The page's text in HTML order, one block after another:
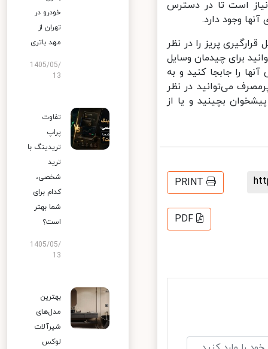
است تا در دسترس
وجود دارد.
پریز را در نظر
برای چیدمان وسایل
را جابجا کنید و به
می‌توانید در نظر
بچینید و یا از
PRINT
PDF
خودرو در
تهران از
مهد باتری
1405/05/
13
تفاوت
پراپ
تریدینگ با
ترید
شخصی،
کدام برای
شما بهتر
است؟
1405/05/
13
بهترین
مدل‌های
شیرآلات
لوکس